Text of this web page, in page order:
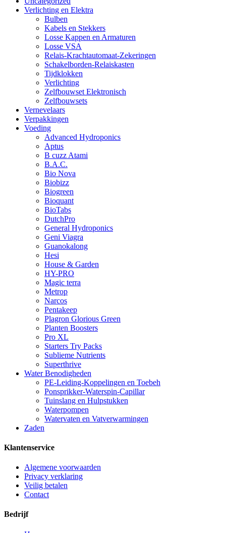
Verlichting en Elektra
Bulben
Kabels en Stekkers
Losse Kappen en Armaturen
Losse VSA
Relais-Krachtautomaat-Zekeringen
Schakelborden-Relaiskasten
Tijdklokken
Verlichting
Zelfbouwset Elektronisch
Zelfbouwsets
Vernevelaars
Verpakkingen
Voeding
Advanced Hydroponics
Aptus
B cuzz Atami
B.A.C.
Bio Nova
Biobizz
Biogreen
Bioquant
BioTabs
DutchPro
General Hydroponics
Geni Viagra
Guanokalong
Hesi
House & Garden
HY-PRO
Magic terra
Metrop
Narcos
Pentakeep
Plagron Glorious Green
Planten Boosters
Pro XL
Starters Try Packs
Sublieme Nutrients
Superthrive
Water Benodigheden
PE-Leiding-Koppelingen en Toebeh
Ponsprikker-Waterspin-Capillar
Tuinslang en Hulpstukken
Waterpompen
Watervaten en Vatverwarmingen
Zaden
Klantenservice
Algemene voorwaarden
Privacy verklaring
Veilig betalen
Contact
Bedrijf